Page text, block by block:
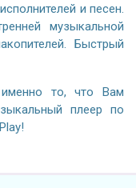
и песен.
музыкальной
Быстрый
именно то, что Вам
плеер по